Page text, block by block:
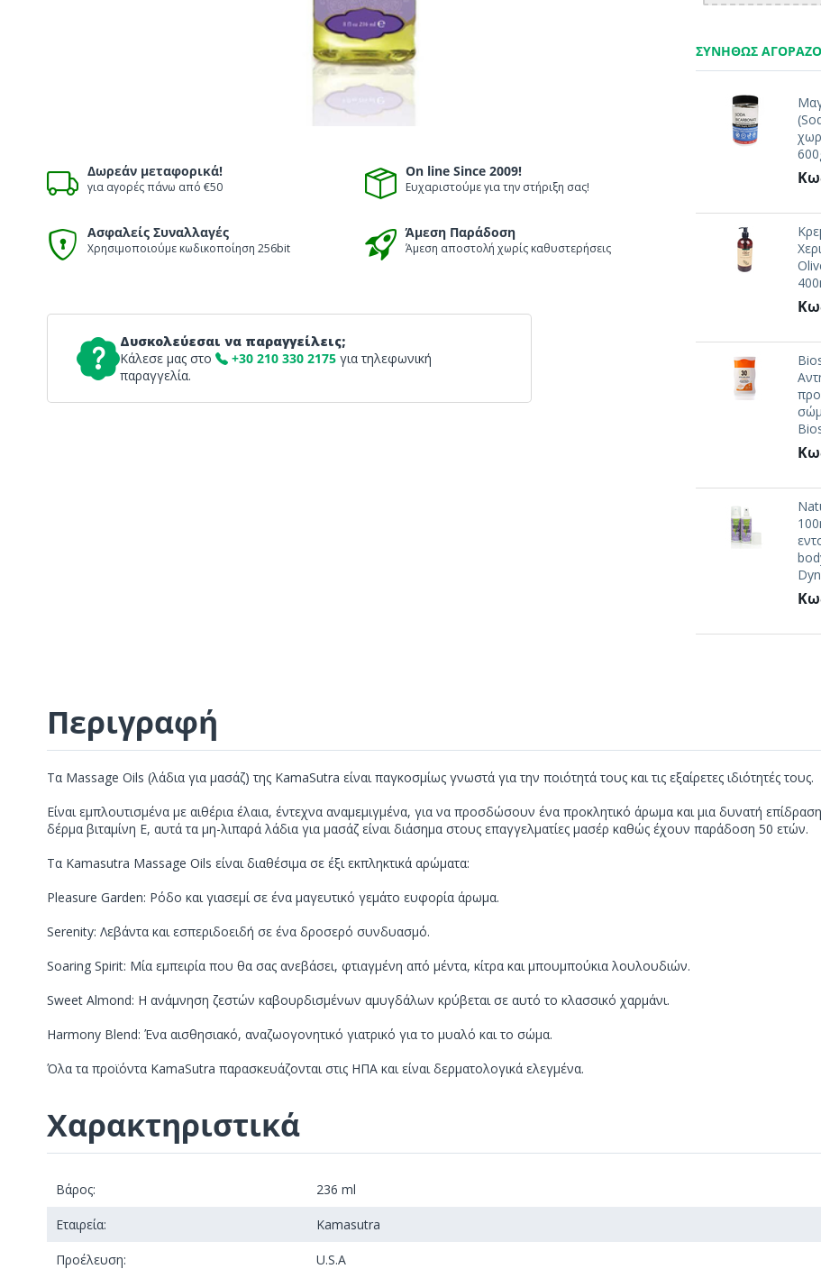
Δωρεάν μεταφορικά!
για αγορές πάνω από €50
On line Since 2009!
Ευχαριστούμε για την στήριξη σας!
Ασφαλείς Συναλλαγές
Χρησιμοποιούμε κωδικοποίηση 256bit
Άμεση Παράδοση
Άμεση αποστολή χωρίς καθυστερήσεις
Δυσκολεύεσαι να παραγγείλεις;
Κάλεσε μας στο
+30 210 330 2175 για τηλεφωνική
παραγγελία.
ΣΥΝΉΘΩΣ
Περιγραφή
Τα Massage Oils (λάδια για μασάζ) της ΚamaSutra είναι παγκοσμίως γνωστά για την ποιότητά τους και τις εξαίρετες ιδιότητές τους.
Είναι εμπλουτισμένα με αιθέρια έλαια, έντεχνα αναμεμιγμένα, για να προσδώσουν ένα προκλητικό άρωμα και μια δυνατή
δέρμα βιταμίνη Ε, αυτά τα μη-λιπαρά λάδια για μασάζ είναι διάσημα στους επαγγελματίες μασέρ καθώς έχουν παράδοση 50 ετών.
Τα Kamasutra Massage Oils είναι διαθέσιμα σε έξι εκπληκτικά αρώματα:
Pleasure Garden: Ρόδο και γιασεμί σε ένα μαγευτικό γεμάτο ευφορία άρωμα.
Serenity: Λεβάντα και εσπεριδοειδή σε ένα δροσερό συνδυασμό.
Soaring Spirit: Μία εμπειρία που θα σας ανεβάσει, φτιαγμένη από μέντα, κίτρα και μπουμπούκια λουλουδιών.
Sweet Almond: Η ανάμνηση ζεστών καβουρδισμένων αμυγδάλων κρύβεται σε αυτό το κλασσικό χαρμάνι.
Harmony Blend: Ένα αισθησιακό, αναζωογονητικό γιατρικό για το μυαλό και το σώμα.
Όλα τα προϊόντα KamaSutra παρασκευάζονται στις HΠΑ και είναι δερματολογικά ελεγμένα.
Χαρακτηριστικά
Βάρος: 236 ml
Εταιρεία: Kamasutra
Προέλευση: U.S.A